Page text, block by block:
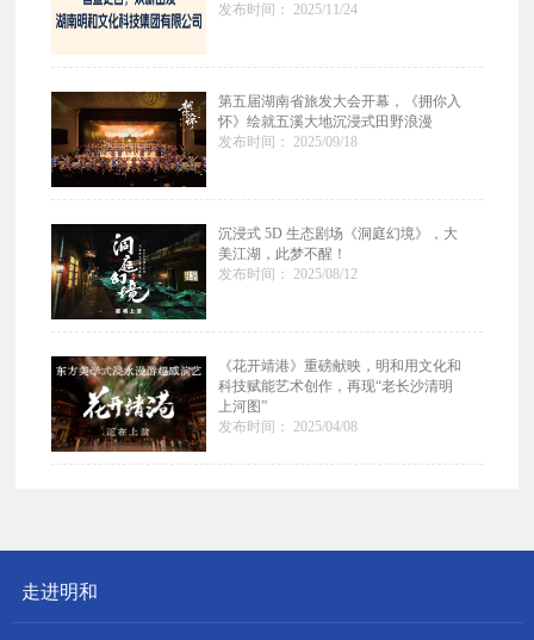
发布时间： 2025/11/24
第五届湖南省旅发大会开幕，《拥你入
怀》绘就五溪大地沉浸式田野浪漫
发布时间： 2025/09/18
沉浸式 5D 生态剧场《洞庭幻境》，大
美江湖，此梦不醒！
发布时间： 2025/08/12
《花开靖港》重磅献映，明和用文化和
科技赋能艺术创作，再现“老长沙清明
上河图”
发布时间： 2025/04/08
走进明和